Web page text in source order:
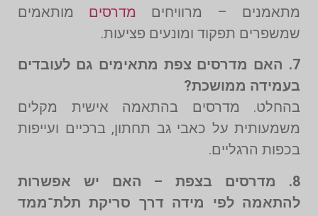
מתאמנים – מרוויחים מדרסים מותאמים
שמשפרים תפקוד ומונעים פציעות.
7. האם מדרסים צפת מתאימים גם לעובדים
בעמידה ממושכת?
בהחלט. מדרסים בהתאמה אישית מקלים
משמעותית על כאבי גב תחתון, ברכיים ועייפות
בכפות הרגליים.
8. מדרסים בצפת – האם יש אפשרות
להתאמה לפי מידה דרך סריקת תלת־ממד